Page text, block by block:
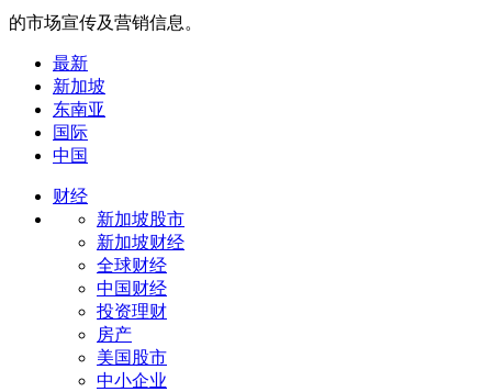
的市场宣传及营销信息。
最新
新加坡
东南亚
国际
中国
财经
新加坡股市
新加坡财经
全球财经
中国财经
投资理财
房产
美国股市
中小企业